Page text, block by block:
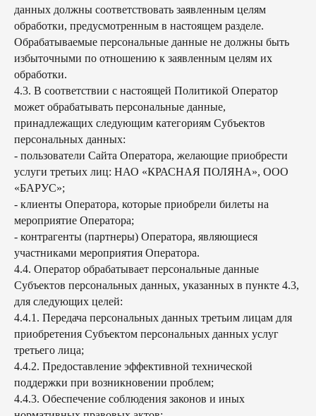
данных должны соответствовать заявленным целям
обработки, предусмотренным в настоящем разделе.
Обрабатываемые персональные данные не должны быть
избыточными по отношению к заявленным целям их
обработки.
4.3. В соответствии с настоящей Политикой Оператор
может обрабатывать персональные данные,
принадлежащих следующим категориям Субъектов
персональных данных:
- пользователи Сайта Оператора, желающие приобрести
услуги третьих лиц: НАО «КРАСНАЯ ПОЛЯНА», ООО
«БАРУС»;
- клиенты Оператора, которые приобрели билеты на
мероприятие Оператора;
- контрагенты (партнеры) Оператора, являющиеся
участниками мероприятия Оператора.
4.4. Оператор обрабатывает персональные данные
Субъектов персональных данных, указанных в пункте 4.3,
для следующих целей:
4.4.1. Передача персональных данных третьим лицам для
приобретения Субъектом персональных данных услуг
третьего лица;
4.4.2. Предоставление эффективной технической
поддержки при возникновении проблем;
4.4.3. Обеспечение соблюдения законов и иных